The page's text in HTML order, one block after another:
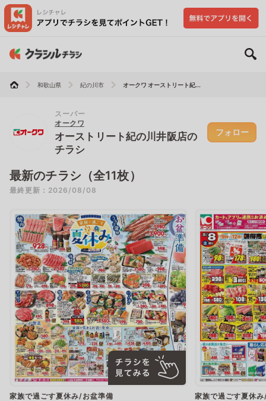
和歌山県 紀の川市 オークワ オーストリート紀...
スーパー
オークワ
オーストリート紀の川井阪店の
チラシ
フォロー
最新のチラシ（全11枚）
最終更新：2026/08/08
家族で過ごす夏休み/お盆準備 家族で過ごす夏休